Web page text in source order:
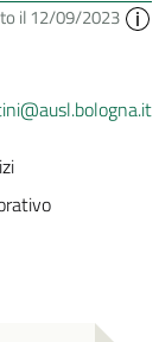
il 12/09/2023